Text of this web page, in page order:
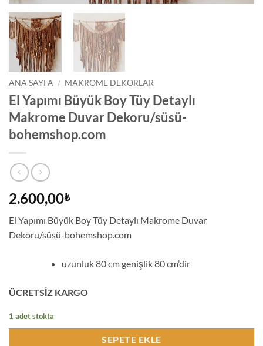
ANA SAYFA / MAKROME DEKORLAR
El Yapımı Büyük Boy Tüy Detaylı
Makrome Duvar Dekoru/süsü-
bohemshop.com
2.600,00₺
El Yapımı Büyük Boy Tüy Detaylı Makrome Duvar
Dekoru/süsü-bohemshop.com
uzunluk 80 cm genişlik 80 cm’dir
ÜCRETSİZ KARGO
1 adet stokta
SEPETE EKLE